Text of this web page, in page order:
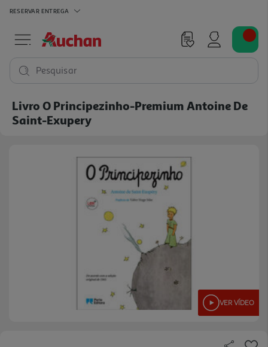
RESERVAR ENTREGA
Pesquisar
Livro O Principezinho-Premium Antoine De
Saint-Exupery
VER VÍDEO